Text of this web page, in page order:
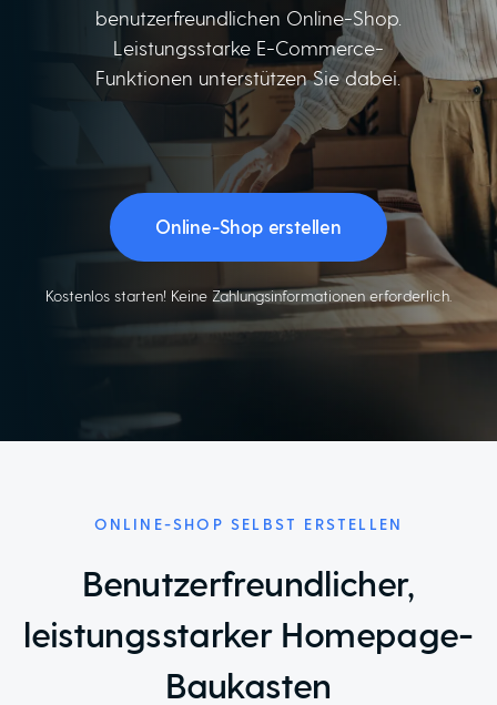
benutzerfreundlichen Online-Shop.
Leistungsstarke E-Commerce-
Funktionen unterstützen Sie dabei.
Online-Shop erstellen
Kostenlos starten! Keine Zahlungsinformationen erforderlich.
ONLINE-SHOP SELBST ERSTELLEN
Benutzerfreundlicher,
leistungsstarker Homepage-
Baukasten